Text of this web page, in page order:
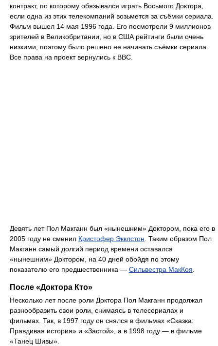
контракт, по которому обязывался играть Восьмого Доктора,
если одна из этих телекомпаний возьмется за съёмки сериала.
Фильм вышел 14 мая 1996 года. Его посмотрели 9 миллионов
зрителей в Великобритании, но в США рейтинги были очень
низкими, поэтому было решено не начинать съёмки сериала.
Все права на проект вернулись к BBC.
Девять лет Пол Макганн был «нынешним» Доктором, пока его в
2005 году не сменил Кристофер Экклстон . Таким образом Пол
Макганн самый долгий период времени оставался
«нынешним» Доктором, на 40 дней обойдя по этому
показателю его предшественника — Сильвестра МакКоя
После «Доктора Кто»
Несколько лет после роли Доктора Пол Макганн продолжал
разнообразить свои роли, снимаясь в телесериалах и
фильмах. Так, в 1997 году он снялся в фильмах «Сказка:
Правдивая история» и «Застой», а в 1998 году — в фильме
«Танец Шивы».